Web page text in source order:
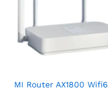
MI Router AX1800 Wifi6